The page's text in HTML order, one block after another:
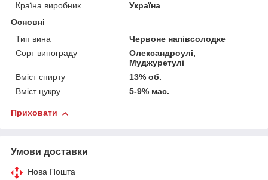
Країна виробник
Україна
Основні
Тип вина
Червоне напівсолодке
Сорт винограду
Олександроулі,
Муджуретулі
Вміст спирту
13% об.
Вміст цукру
5-9% мас.
Приховати
Умови доставки
Нова Пошта